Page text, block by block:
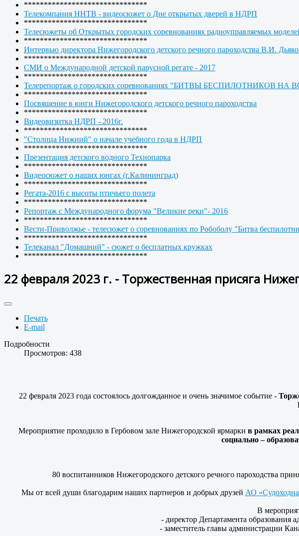
*******************************
Телекомпания ННТВ - видеосюжет о Дне открытых дверей в НДРП
*******************************
Телесюжеты об Открытых городских соревнованиях
*******************************
Интервью директора Нижегородского детского речного пароходства В.И.
*******************************
СМИ о Международной детской парусной регате - 2017
*******************************
Телерепортаж о городских соревнованиях "БИТВЫ БЕСПИЛОТНИКОВ НА
*******************************
Посвящение в юнги Нижегородского детского речного пароходства
*******************************
Видеовизитка НДРП - 2016г.
*******************************
"Столица Нижний" о начале учебного года в НДРП
*******************************
Презентация детского водного Технопарка
*******************************
Видеосюжет о наших юнгах (г.Калининград)
*******************************
Регата-2016 с высоты птичьего полета
*******************************
Репортаж с Международного форума "Великие реки"- 2016
*******************************
Вести-Приволжье - телесюжет о соревнованиях по Робоболу "Битва
*******************************
Телеканал "Домашний" - сюжет о бесплатных кружках
*******************************
22 февраля 2023 г. - Торжественная присяга
Печать
E-mail
Подробности
Просмотров: 438
22 февраля 2023 года состоялось долгожданное и очень значимое событие -
Мероприятие проходило в Гербовом зале Нижегородской ярмарки в рамках
социально –
80 воспитанников Нижегородского детского речного пароходства
Мы от всей души благодарим наших партнеров и добрых друзей АО
В
- директор Департамента
- заместитель главы администрации